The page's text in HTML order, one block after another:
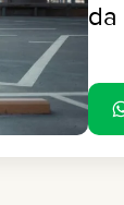
da